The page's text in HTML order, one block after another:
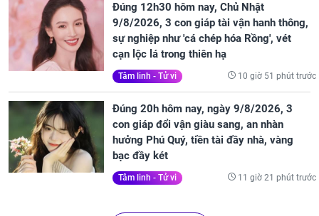
Đúng 12h30 hôm nay, Chủ Nhật
9/8/2026, 3 con giáp tài vận hanh thông,
sự nghiệp như 'cá chép hóa Rồng', vét
cạn lộc lá trong thiên hạ
Tâm linh - Tử vi 10 giờ 51 phút trước
Đúng 20h hôm nay, ngày 9/8/2026, 3
con giáp đổi vận giàu sang, an nhàn
hưởng Phú Quý, tiền tài đầy nhà, vàng
bạc đầy két
Tâm linh - Tử vi 11 giờ 21 phút trước